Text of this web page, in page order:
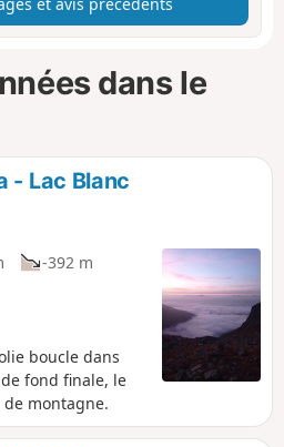
dans le
- Lac Blanc
-392 m
boucle dans
fond finale, le
de montagne.